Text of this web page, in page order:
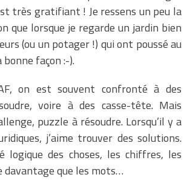
très gratifiant ! Je ressens un peu la
que lorsque je regarde un jardin bien
(ou un potager !) qui ont poussé au
façon :-).
on est souvent confronté à des
voire à des casse-tête. Mais
puzzle à résoudre. Lorsqu’il y a
j’aime trouver des solutions.
logique des choses, les chiffres, les
que les mots…